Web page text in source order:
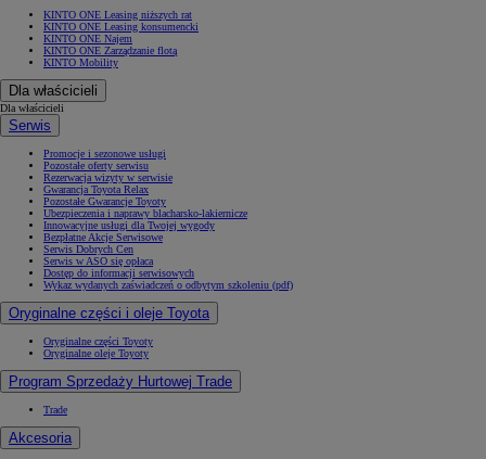
KINTO ONE Leasing niższych rat
KINTO ONE Leasing konsumencki
KINTO ONE Najem
KINTO ONE Zarządzanie flotą
KINTO Mobility
Dla właścicieli
Dla właścicieli
Serwis
Promocje i sezonowe usługi
Pozostałe oferty serwisu
Rezerwacja wizyty w serwisie
Gwarancja Toyota Relax
Pozostałe Gwarancje Toyoty
Ubezpieczenia i naprawy blacharsko-lakiernicze
Innowacyjne usługi dla Twojej wygody
Bezpłatne Akcje Serwisowe
Serwis Dobrych Cen
Serwis w ASO się opłaca
Dostęp do informacji serwisowych
Wykaz wydanych zaświadczeń o odbytym szkoleniu (pdf)
Oryginalne części i oleje Toyota
Oryginalne części Toyoty
Oryginalne oleje Toyoty
Program Sprzedaży Hurtowej Trade
Trade
Akcesoria